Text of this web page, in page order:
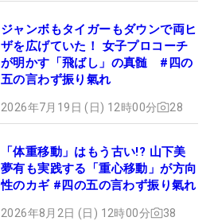
ジャンボもタイガーもダウンで両ヒ
ザを広げていた！ 女子プロコーチ
が明かす「飛ばし」の真髄 #四の
五の言わず振り氣れ
2026年7月19日 (日) 12時00分 28
「体重移動」はもう古い!? 山下美
夢有も実践する「重心移動」が方向
性のカギ #四の五の言わず振り氣れ
2026年8月2日 (日) 12時00分 38